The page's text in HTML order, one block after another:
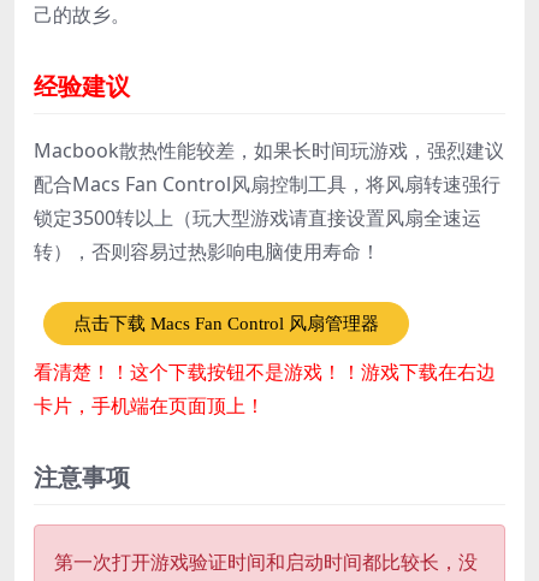
己的故乡。
经验建议
Macbook散热性能较差，如果长时间玩游戏，强烈建议
配合Macs Fan Control风扇控制工具，将风扇转速强行
锁定3500转以上（玩大型游戏请直接设置风扇全速运
转），否则容易过热影响电脑使用寿命！
点击下载 Macs Fan Control 风扇管理器
看清楚！！这个下载按钮不是游戏！！游戏下载在右边
卡片，手机端在页面顶上！
注意事项
第一次打开游戏验证时间和启动时间都比较长，没